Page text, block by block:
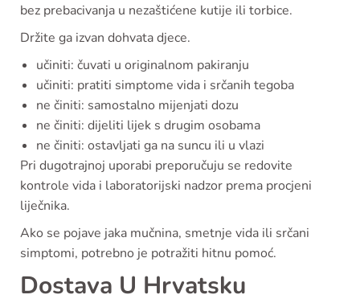
bez prebacivanja u nezaštićene kutije ili torbice.
Držite ga izvan dohvata djece.
učiniti: čuvati u originalnom pakiranju
učiniti: pratiti simptome vida i srčanih tegoba
ne činiti: samostalno mijenjati dozu
ne činiti: dijeliti lijek s drugim osobama
ne činiti: ostavljati ga na suncu ili u vlazi
Pri dugotrajnoj uporabi preporučuju se redovite
kontrole vida i laboratorijski nadzor prema procjeni
liječnika.
Ako se pojave jaka mučnina, smetnje vida ili srčani
simptomi, potrebno je potražiti hitnu pomoć.
Dostava U Hrvatsku